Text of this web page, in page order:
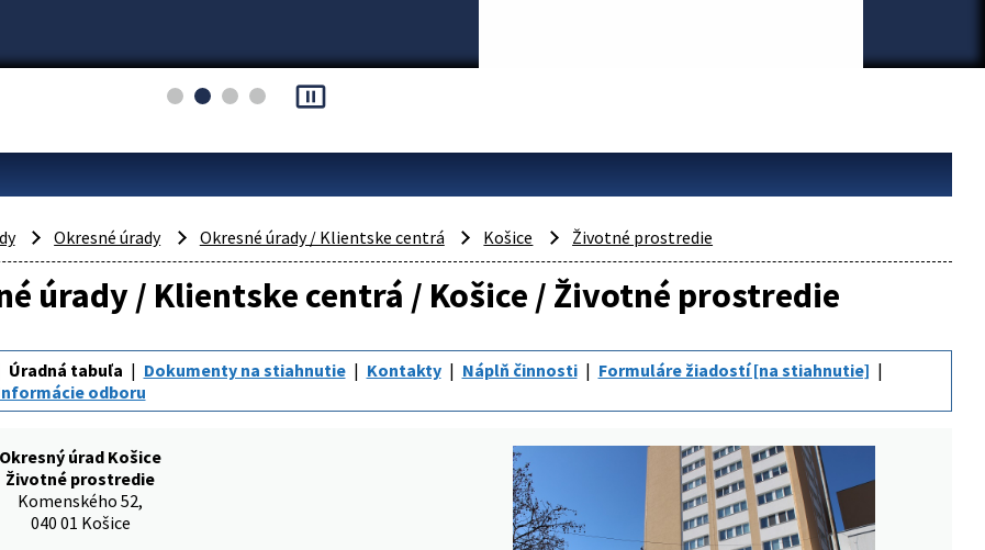
pause_presentation
Okresné úrady Okresné úrady / Klientske centrá Košice Životné prostredie
úrady / Klientske centrá / Košice / Životné prostredie
Úradná tabuľa Dokumenty na stiahnutie Kontakty Náplň činnosti
Formuláre žiadostí [na stiahnutie]
odboru
Okresný úrad Košice
Životné prostredie
Komenského 52,
040 01 Košice